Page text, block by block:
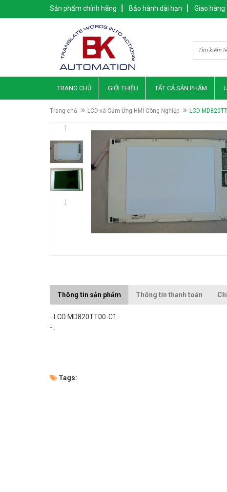
Sản phẩm chính hãng Bảo hành dài hạn Giao
TRANG CHỦ GIỚI THIỆU TẤT CẢ SẢN PHẨM
Trang chủ LCD và Cảm Ứng HMI Công Nghiệp LCD
Thông tin sản phẩm Thông tin thanh toán
- LCD MD820TT00-C1.
- .
Tags: